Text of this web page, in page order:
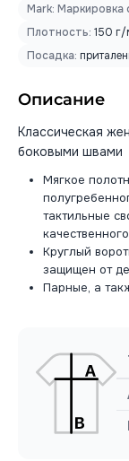
Mark: Маркировка
Плотность: 150 г/
Посадка:
Описание
Классическая
боковыми швами
Мягкое
тактильные
Круглый
защищен от
Парные, а